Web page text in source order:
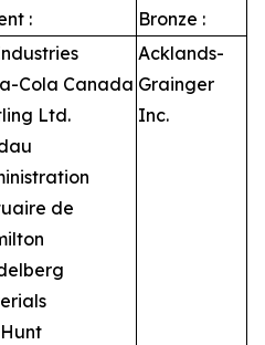
:
Bronze :
Cola Canada
Ltd.
de
Acklands-
Grainger
Inc.